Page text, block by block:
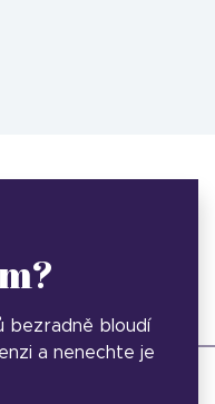
bezradně bloudí
a nenechte je